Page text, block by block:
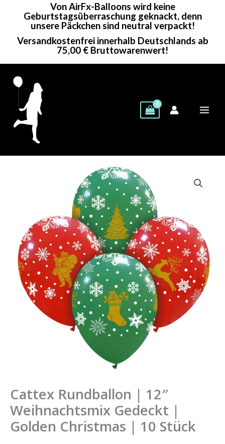
Von AirFx-Balloons wird keine
Geburtstagsüberraschung geknackt, denn
unsere Päckchen sind neutral verpackt!
Versandkostenfrei innerhalb Deutschlands ab
75,00 € Bruttowarenwert!
Cattex Rundballon | 12″
Weihnachtsmix Gedeckt |
Golden Christmas | 10 Stück
Weihnachtsmix
Gedeckt
Golden
Christmas